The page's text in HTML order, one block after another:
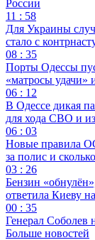
России
11 : 58
Для Украины
стало с
08 : 35
Порты Одессы
«матросы удачи»
06 : 12
В Одессе дикая
для хода СВО и
06 : 03
Новые правила
за полис и сколько
03 : 26
Бензин
ответила Киеву
00 : 35
Генерал Соболев
Больше новостей